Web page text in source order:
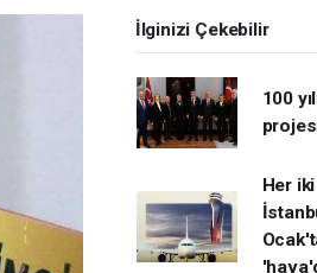
İlginizi Çekebilir
100
Her